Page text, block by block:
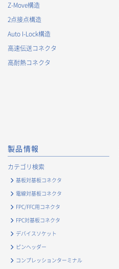
Z-Move構造
2点接点構造
Auto I-Lock構造
高速伝送コネクタ
高耐熱コネクタ
製品情報
カテゴリ検索
基板対基板コネクタ
電線対基板コネクタ
FPC/FFC用コネクタ
FPC対基板コネクタ
デバイスソケット
ピンヘッダー
コンプレッションターミナル